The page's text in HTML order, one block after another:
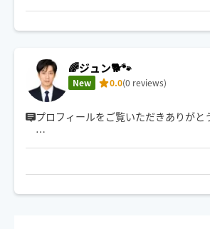
介護の仕事もしておりましたので、身
ない方のご利用もお待ちしております
南国生まれの楽観的な性格です。お客
ていただけるよう、心がけております
🌈ジュン🐕️🐾
New 0.0(0 reviews)
プロフィールをご覧いただきありがと
京都市左京区から車🚙で伺います。
自分で開業している為、ホググでは